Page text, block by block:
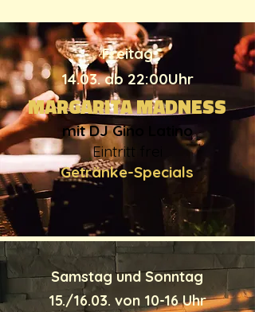
Freitag
14.03. ab 22:00Uhr
MARGARITA MADNESS
mit DJ Gino Latino
Eintritt frei
Getränke-Specials
Samstag und Sonntag
15./16.03. von 10-16 Uhr